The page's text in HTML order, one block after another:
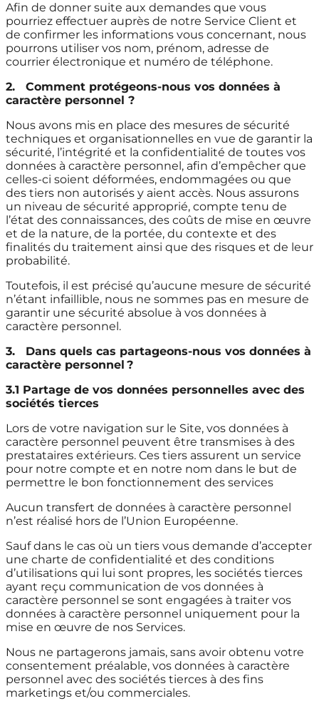
Afin de donner suite aux demandes que vous
pourriez effectuer auprès de notre Service Client et
de confirmer les informations vous concernant, nous
pourrons utiliser vos nom, prénom, adresse de
courrier électronique et numéro de téléphone.
2. Comment protégeons-nous vos données à
caractère personnel ?
Nous avons mis en place des mesures de sécurité
techniques et organisationnelles en vue de garantir la
sécurité, l’intégrité et la confidentialité de toutes vos
données à caractère personnel, afin d’empêcher que
celles-ci soient déformées, endommagées ou que
des tiers non autorisés y aient accès. Nous assurons
un niveau de sécurité approprié, compte tenu de
l’état des connaissances, des coûts de mise en œuvre
et de la nature, de la portée, du contexte et des
finalités du traitement ainsi que des risques et de leur
probabilité.
Toutefois, il est précisé qu’aucune mesure de sécurité
n’étant infaillible, nous ne sommes pas en mesure de
garantir une sécurité absolue à vos données à
caractère personnel.
3. Dans quels cas partageons-nous vos données à
caractère personnel ?
3.1 Partage de vos données personnelles avec des
sociétés tierces
Lors de votre navigation sur le Site, vos données à
caractère personnel peuvent être transmises à des
prestataires extérieurs. Ces tiers assurent un service
pour notre compte et en notre nom dans le but de
permettre le bon fonctionnement des services
Aucun transfert de données à caractère personnel
n’est réalisé hors de l’Union Européenne.
Sauf dans le cas où un tiers vous demande d’accepter
une charte de confidentialité et des conditions
d’utilisations qui lui sont propres, les sociétés tierces
ayant reçu communication de vos données à
caractère personnel se sont engagées à traiter vos
données à caractère personnel uniquement pour la
mise en œuvre de nos Services.
Nous ne partagerons jamais, sans avoir obtenu votre
consentement préalable, vos données à caractère
personnel avec des sociétés tierces à des fins
marketings et/ou commerciales.